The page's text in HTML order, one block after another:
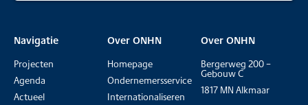
Navigatie
Projecten
Agenda
Actueel
Over ONHN
Homepage
Ondernemersservice
Internationaliseren
Over ONHN
Bergerweg 200 –
Gebouw C
1817 MN Alkmaar